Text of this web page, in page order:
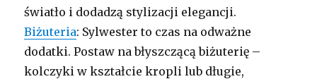
światło i dodadzą stylizacji elegancji.
Biżuteria: Sylwester to czas na odważne
dodatki. Postaw na błyszczącą biżuterię –
kolczyki w kształcie kropli lub długie,